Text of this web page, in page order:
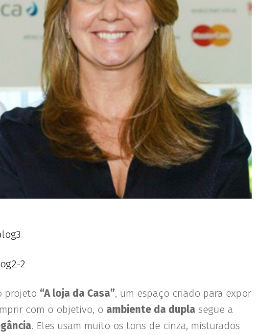
projeto “A loja da Casa”, um espaço criado para expor
com o objetivo, o ambiente da dupla segue a
. Eles usam muito os tons de cinza, misturados